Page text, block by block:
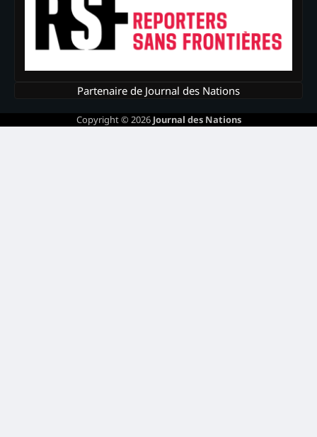
Partenaire de Journal des Nations
Copyright © 2026 Journal des Nations